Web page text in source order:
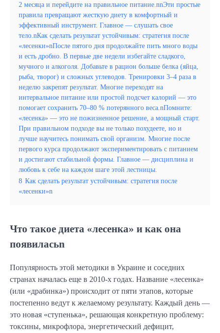
2 месяца и перейдите на правильное питание.nnЭти простые
правила превращают жесткую диету в комфортный и
эффективный инструмент. Главное — слушать свое
тело.nКак сделать результат устойчивым: стратегия после
«лесенки»nПосле пятого дня продолжайте пить много воды
и есть дробно. В первые две недели избегайте сладкого,
мучного и алкоголя. Добавьте в рацион больше белка (яйца,
рыба, творог) и сложных углеводов. Тренировки 3–4 раза в
неделю закрепят результат. Многие переходят на
интервальное питание или простой подсчет калорий — это
помогает сохранить 70–80 % потерянного веса.nПомните:
«лесенка» — это не пожизненное решение, а мощный старт.
При правильном подходе вы не только похудеете, но и
лучше научитесь понимать свой организм. Многие после
первого курса продолжают экспериментировать с питанием
и достигают стабильной формы. Главное — дисциплина и
любовь к себе на каждом шаге этой лестницы.
8 Как сделать результат устойчивым: стратегия после
«лесенки»n
Что такое диета «лесенка» и как она
появиласьn
Популярность этой методики в Украине и соседних
странах началась еще в 2010-х годах. Название «лесенка»
(или «драбинка») происходит от пяти этапов, которые
постепенно ведут к желаемому результату. Каждый день —
это новая «ступенька», решающая конкретную проблему:
токсины, микрофлора, энергетический дефицит,